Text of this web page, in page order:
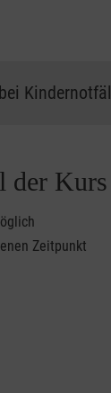
der
Zeitpunkt